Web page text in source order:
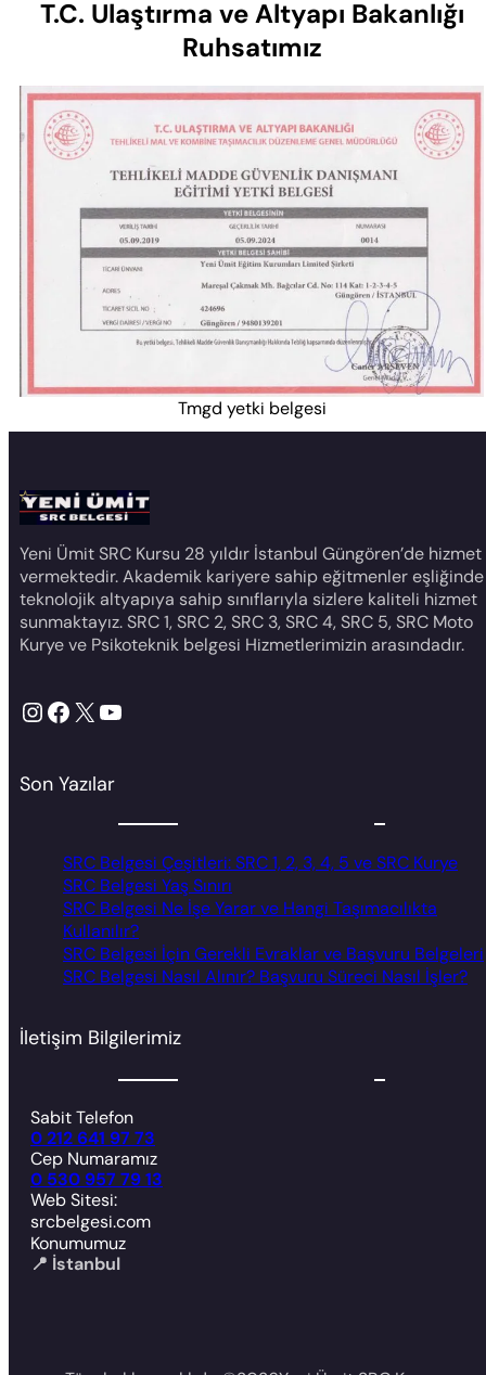
T.C. Ulaştırma ve Altyapı Bakanlığı
Ruhsatımız
Tmgd yetki belgesi
Yeni Ümit SRC Kursu 28 yıldır İstanbul Güngören’de hizmet
vermektedir. Akademik kariyere sahip eğitmenler eşliğinde
teknolojik altyapıya sahip sınıflarıyla sizlere kaliteli hizmet
sunmaktayız. SRC 1, SRC 2, SRC 3, SRC 4, SRC 5, SRC Moto
Kurye ve Psikoteknik belgesi Hizmetlerimizin arasındadır.
InstagramFacebook X YouTube
Son Yazılar
SRC Belgesi Çeşitleri: SRC 1, 2, 3, 4, 5 ve SRC Kurye
SRC Belgesi Yaş Sınırı
SRC Belgesi Ne İşe Yarar ve Hangi Taşımacılıkta
Kullanılır?
SRC Belgesi İçin Gerekli Evraklar ve Başvuru Belgeleri
SRC Belgesi Nasıl Alınır? Başvuru Süreci Nasıl İşler?
İletişim Bilgilerimiz
Sabit Telefon
0 212 641 97 73
Cep Numaramız
0 530 957 79 13
Web Sitesi:
srcbelgesi.com
Konumumuz
📍 İstanbul